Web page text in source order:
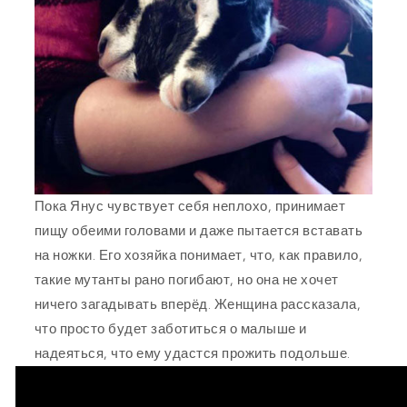
Пока Янус чувствует себя неплохо, принимает
пищу обеими головами и даже пытается вставать
на ножки. Его хозяйка понимает, что, как правило,
такие мутанты рано погибают, но она не хочет
ничего загадывать вперёд. Женщина рассказала,
что просто будет заботиться о малыше и
надеяться, что ему удастся прожить подольше.